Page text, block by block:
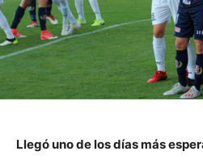
Llegó uno de los días más